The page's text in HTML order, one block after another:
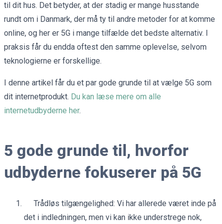
til dit hus. Det betyder, at der stadig er mange husstande
rundt om i Danmark, der må ty til andre metoder for at komme
online, og her er 5G i mange tilfælde det bedste alternativ. I
praksis får du endda oftest den samme oplevelse, selvom
teknologierne er forskellige.
I denne artikel får du et par gode grunde til at vælge 5G som
dit internetprodukt. Du kan læse mere om alle
internetudbyderne her.
5 gode grunde til, hvorfor
udbyderne fokuserer på 5G
Trådløs tilgængelighed: Vi har allerede været inde på
det i indledningen, men vi kan ikke understrege nok,